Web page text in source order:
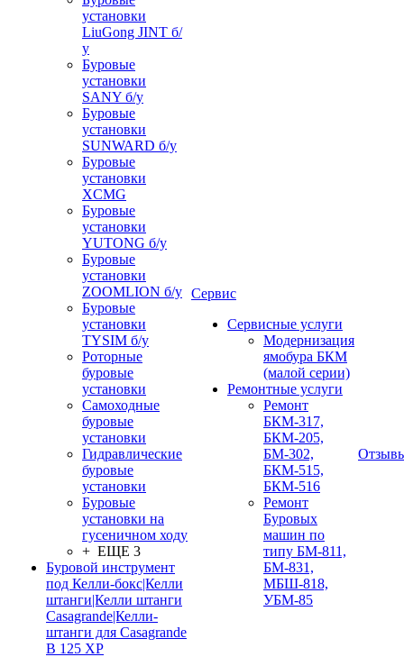
установки
LiuGong JINT б/
у
Буровые
установки
SANY б/у
Буровые
установки
SUNWARD б/у
Буровые
установки
XCMG
Буровые
установки
YUTONG б/у
Буровые
установки
ZOOMLION б/у
Буровые
установки
TYSIM б/у
Роторные
буровые
установки
Самоходные
буровые
установки
Гидравлические
буровые
установки
Буровые
установки на
гусеничном ходу
+ ЕЩЕ 3
Буровой инструмент
под Келли-бокс|Келли
штанги|Келли штанги
Casagrande|Келли-
штанги для Casagrande
B 125 XP
Сервис
Сервисные услуги
Модернизация
ямобура БКМ
(малой серии)
Ремонтные услуги
Ремонт
БКМ-317,
БКМ-205,
БМ-302,
БКМ-515,
БКМ-516
Ремонт
Буровых
машин по
типу БМ-811,
БМ-831,
МБШ-818,
УБМ-85